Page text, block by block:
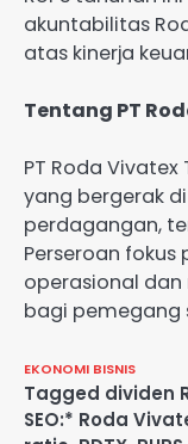
akuntabilitas
atas kinerja
Tentang PT
PT Roda
yang bergerak
perdagangan,
Perseroan
operasional
bagi pemegang
EKONOMI BISNIS
Tagged dividen
SEO:* Roda